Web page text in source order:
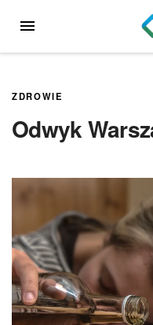
MENU
ZDROWIE
Odwyk